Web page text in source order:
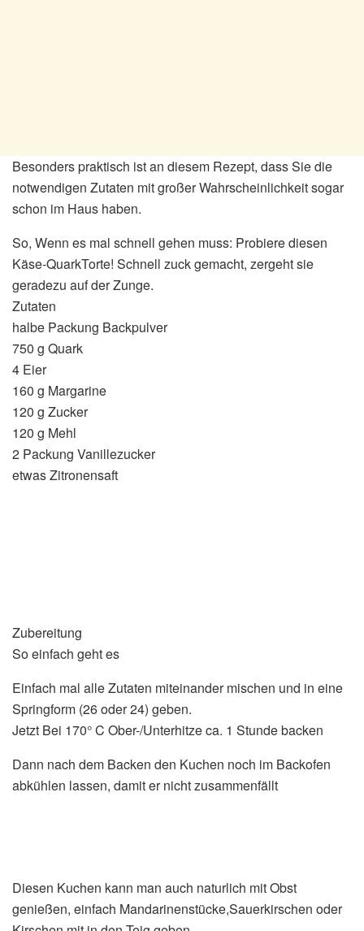
Besonders praktisch ist an diesem Rezept, dass Sie die
notwendigen Zutaten mit großer Wahrscheinlichkeit sogar
schon im Haus haben.
So, Wenn es mal schnell gehen muss: Probiere diesen
Käse-QuarkTorte! Schnell zuck gemacht, zergeht sie
geradezu auf der Zunge.
Zutaten
halbe Packung Backpulver
750 g Quark
4 Eier
160 g Margarine
120 g Zucker
120 g Mehl
2 Packung Vanillezucker
etwas Zitronensaft
Zubereitung
So einfach geht es
Einfach mal alle Zutaten miteinander mischen und in eine
Springform (26 oder 24) geben.
Jetzt Bei 170° C Ober-/Unterhitze ca. 1 Stunde backen
Dann nach dem Backen den Kuchen noch im Backofen
abkühlen lassen, damit er nicht zusammenfällt
Diesen Kuchen kann man auch naturlich mit Obst
genießen, einfach Mandarinenstücke,Sauerkirschen oder